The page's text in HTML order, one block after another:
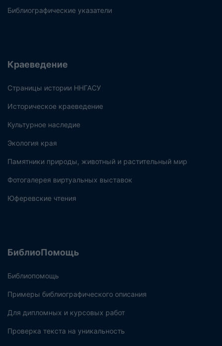
Библиографические указатели
Краеведение
Страницы истории ННГАСУ
Историческое краеведение
Культурное наследие
Экология края
Памятники природы, животный и растительный мир
Фотогалерея виртуальных выставок
Юферевские чтения
БиблиоПомощь
Библиопомощь
Примеры библиографического описания
Для дипломных и курсовых работ
Проверка текста на уникальность